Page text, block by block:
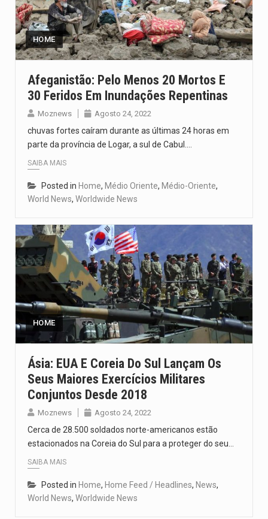
Um dos casos mais graves envolveu a residência de Sam…
A cidade de Bunia, capital da província de Ituri, tornou-se…
Legislação, renomeada em homenagem ao falecido senador Lindsey Graham, foi…
HOME
Afeganistão: Pelo Menos 20 Mortos E
30 Feridos Em Inundações Repentinas
Moznews Agosto 24, 2022
chuvas fortes caíram durante as últimas 24 horas em
parte da província de Logar, a sul de Cabul.…
SAIBA MAIS
Posted in Home, Médio Oriente, Médio-Oriente,
World News, Worldwide News
HOME
Ásia: EUA E Coreia Do Sul Lançam Os
Seus Maiores Exercícios Militares
Conjuntos Desde 2018
Moznews Agosto 24, 2022
Cerca de 28.500 soldados norte-americanos estão
estacionados na Coreia do Sul para a proteger do seu…
SAIBA MAIS
Posted in Home, Home Feed / Headlines, News,
World News, Worldwide News